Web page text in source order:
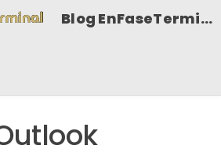
Blog EnFaseTerminal